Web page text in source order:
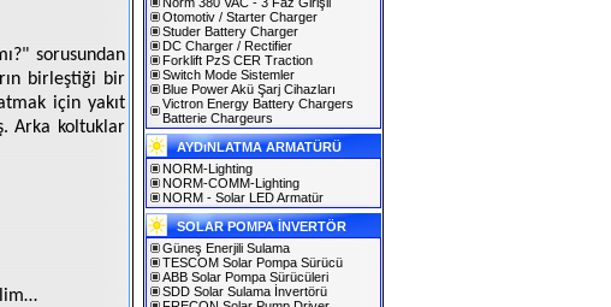
sorusundan
birleştiği bir
için yakıt
Arka koltuklar
Otomotiv / Starter Charger
Studer Battery Charger
DC Charger / Rectifier
Forklift PzS CER Traction
Switch Mode Sistemler
Blue Power Akü Şarj Cihazları
Victron Energy Battery Chargers
Batterie Chargeurs
AYDıNLATMA ARMATÜRÜ
NORM-Lighting
NORM-COMM-Lighting
NORM - Solar LED Armatür
SOLAR POMPA İNVERTÖR
Güneş Enerjili Sulama
TESCOM Solar Pompa Sürücü
ABB Solar Pompa Sürücüleri
SDD Solar Sulama İnvertörü